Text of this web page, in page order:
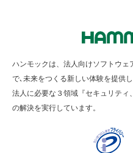
ハンモックは、法人向けソフトウ
で､未来をつくる新しい体験を提供
法人に必要な３領域『セキュリテ
の解決を実行しています。